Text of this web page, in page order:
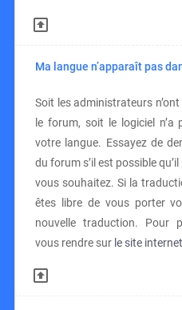
Ma langue n’apparaît pas
Soit les administrateurs
le forum, soit le logiciel
votre langue. Essayez de
du forum s’il est possible
vous souhaitez. Si la
êtes libre de vous porter
nouvelle traduction. Pour
vous rendre sur le site